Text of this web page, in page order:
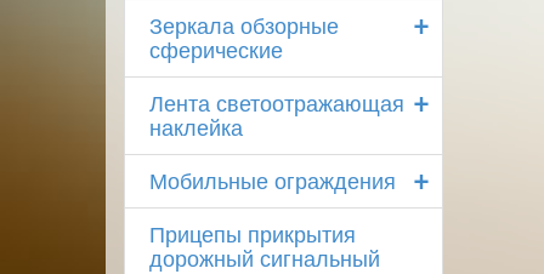
+
Зеркала обзорные
сферические
+
Лента светоотражающая
наклейка
+
Мобильные ограждения
Прицепы прикрытия
дорожный сигнальный